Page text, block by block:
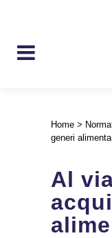
Home >
generi
Al